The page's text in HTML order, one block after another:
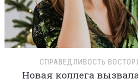
СПРАВЕДЛИВОСТЬ
Новая коллега